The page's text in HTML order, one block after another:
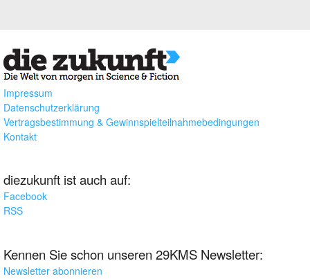
Impressum
Datenschutzerklärung
Vertragsbestimmung & Gewinnspielteilnahmebedingungen
Kontakt
diezukunft ist auch auf:
Facebook
RSS
Kennen Sie schon unseren 29KMS Newsletter:
Newsletter abonnieren